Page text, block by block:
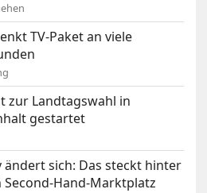
TV-Paket an viele
zur Landtagswahl in
gestartet
ändert sich: Das steckt hinter
Second-Hand-Marktplatz